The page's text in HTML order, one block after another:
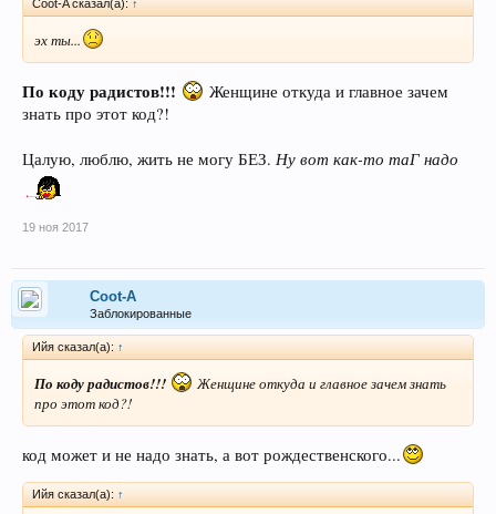
Coot-A сказал(а): ↑
эх ты...
По коду радистов!!!
Женщине откуда и главное зачем
знать про этот код?!
Цалую, люблю, жить не могу БЕЗ. Ну вот как-то таГ надо
19 ноя 2017
Coot-A
Заблокированные
Ийя сказал(а): ↑
По коду радистов!!!
Женщине откуда и главное зачем знать
про этот код?!
код может и не надо знать, а вот рождественского...
Ийя сказал(а): ↑